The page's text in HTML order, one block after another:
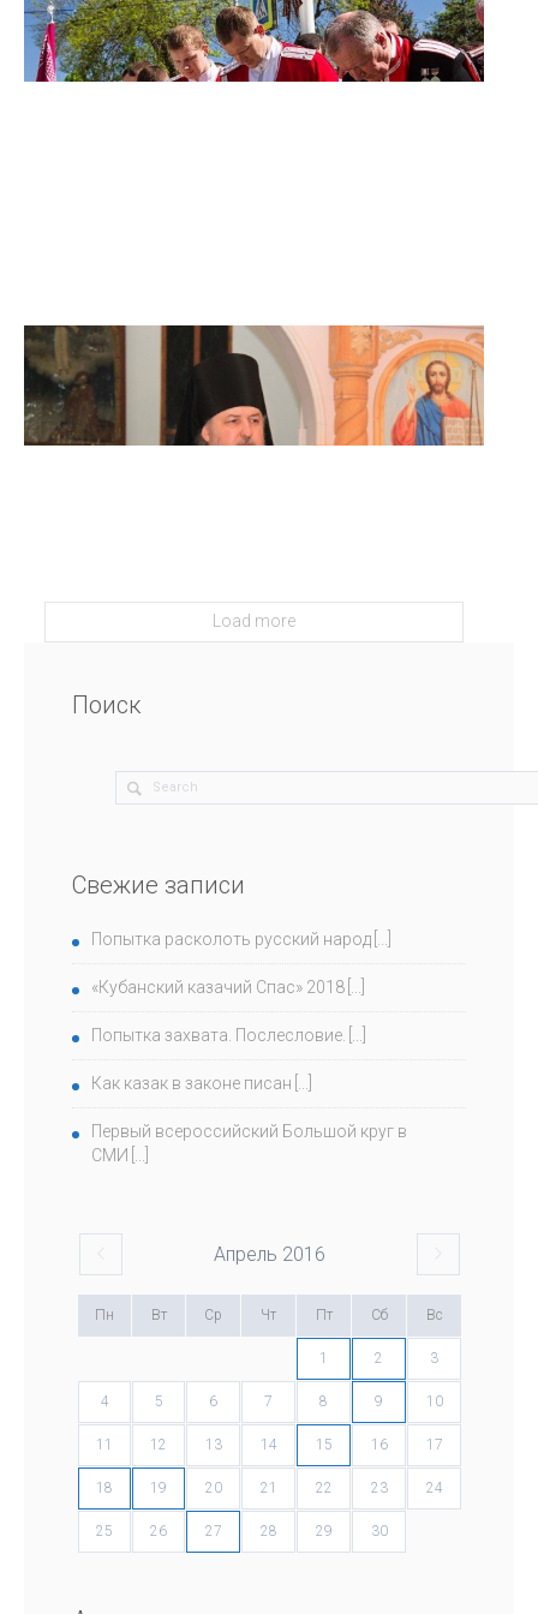
Load more
Поиск
Свежие записи
Попытка расколоть русский народ
«Кубанский казачий Спас» 2018
Попытка захвата. Послесловие.
Как казак в законе писан
Первый всероссийский Большой круг в
СМИ
Апрель 2016
Пн Вт Ср Чт Пт Сб Вс
1 2 3
4 5 6 7 8 9 10
11 12 13 14 15 16 17
18 19 20 21 22 23 24
25 26 27 28 29 30